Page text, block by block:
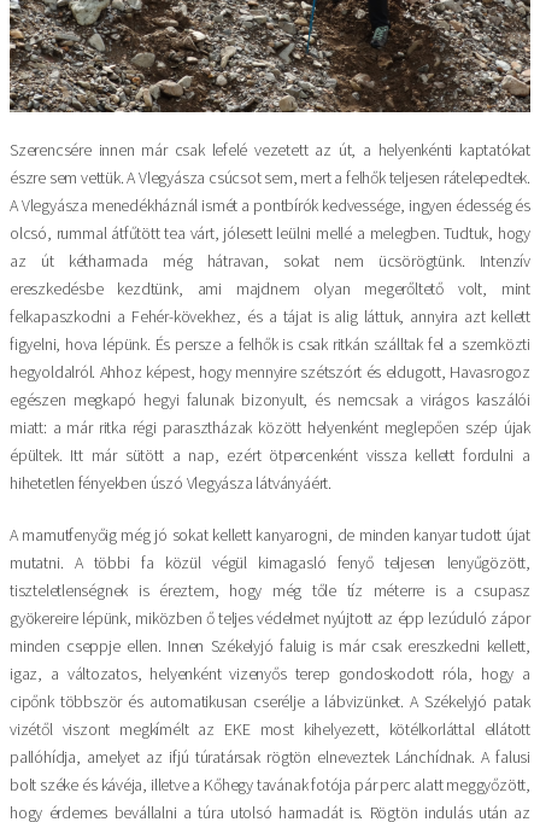
Szerencsére innen már csak lefelé vezetett az út, a helyenkénti kaptatókat
észre sem vettük. A Vlegyásza csúcsot sem, mert a felhők teljesen rátelepedtek.
A Vlegyásza menedékháznál ismét a pontbírók kedvessége, ingyen édesség és
olcsó, rummal átfűtött tea várt, jólesett leülni mellé a melegben. Tudtuk, hogy
az út kétharmada még hátravan, sokat nem ücsörögtünk. Intenzív
ereszkedésbe kezdtünk, ami majdnem olyan megerőltető volt, mint
felkapaszkodni a Fehér-kövekhez, és a tájat is alig láttuk, annyira azt kellett
figyelni, hova lépünk. És persze a felhők is csak ritkán szálltak fel a szemközti
hegyoldalról. Ahhoz képest, hogy mennyire szétszórt és eldugott, Havasrogoz
egészen megkapó hegyi falunak bizonyult, és nemcsak a virágos kaszálói
miatt: a már ritka régi parasztházak között helyenként meglepően szép újak
épültek. Itt már sütött a nap, ezért ötpercenként vissza kellett fordulni a
hihetetlen fényekben úszó Vlegyásza látványáért.
A mamutfenyőig még jó sokat kellett kanyarogni, de minden kanyar tudott újat
mutatni. A többi fa közül végül kimagasló fenyő teljesen lenyűgözött,
tiszteletlenségnek is éreztem, hogy még tőle tíz méterre is a csupasz
gyökereire lépünk, miközben ő teljes védelmet nyújtott az épp lezúduló zápor
minden cseppje ellen. Innen Székelyjó faluig is már csak ereszkedni kellett,
igaz, a változatos, helyenként vizenyős terep gondoskodott róla, hogy a
cipőnk többször és automatikusan cserélje a lábvizünket. A Székelyjó patak
vizétől viszont megkímélt az EKE most kihelyezett, kötélkorláttal ellátott
pallóhídja, amelyet az ifjú túratársak rögtön elneveztek Lánchídnak. A falusi
bolt széke és kávéja, illetve a Kőhegy tavának fotója pár perc alatt meggyőzött,
hogy érdemes bevállalni a túra utolsó harmadát is. Rögtön indulás után az